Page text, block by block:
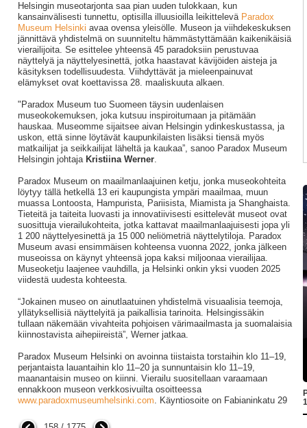
Helsingin museotarjonta saa pian uuden tulokkaan, kun
kansainvälisesti tunnettu, optisilla illuusioilla leikittelevä Paradox
Museum Helsinki avaa ovensa yleisölle. Museon ja viihdekeskuksen
jännittävä yhdistelmä on suunniteltu hämmästyttämään kaikenikäisiä
vierailijoita. Se esittelee yhteensä 45 paradoksiin perustuvaa
näyttelyä ja näyttelyesinettä, jotka haastavat kävijöiden aisteja ja
käsityksen todellisuudesta. Viihdyttävät ja mieleenpainuvat
elämykset ovat koettavissa 28. maaliskuuta alkaen.
"Paradox Museum tuo Suomeen täysin uudenlaisen
museokokemuksen, joka kutsuu inspiroitumaan ja pitämään
hauskaa. Museomme sijaitsee aivan Helsingin ydinkeskustassa, ja
uskon, että sinne löytävät kaupunkilaisten lisäksi tiensä myös
matkailijat ja seikkailijat läheltä ja kaukaa”, sanoo Paradox Museum
Helsingin johtaja Kristiina Werner.
Paradox Museum on maailmanlaajuinen ketju, jonka museokohteita
löytyy tällä hetkellä 13 eri kaupungista ympäri maailmaa, muun
muassa Lontoosta, Hampurista, Pariisista, Miamista ja Shanghaista.
Tieteitä ja taiteita luovasti ja innovatiivisesti esittelevät museot ovat
suosittuja vierailukohteita, jotka kattavat maailmanlaajuisesti jopa yli
1 200 näyttelyesinettä ja 15 000 neliömetriä näyttelytiloja. Paradox
Museum avasi ensimmäisen kohteensa vuonna 2022, jonka jälkeen
museoissa on käynyt yhteensä jopa kaksi miljoonaa vierailijaa.
Museoketju laajenee vauhdilla, ja Helsinki onkin yksi vuoden 2025
viidestä uudesta kohteesta.
“Jokainen museo on ainutlaatuinen yhdistelmä visuaalisia teemoja,
yllätyksellisiä näyttelyitä ja paikallisia tarinoita. Helsingissäkin
tullaan näkemään vivahteita pohjoisen värimaailmasta ja suomalaisia
kiinnostavista aihepiireistä”, Werner jatkaa.
Paradox Museum Helsinki on avoinna tiistaista torstaihin klo 11–19,
perjantaista lauantaihin klo 11–20 ja sunnuntaisin klo 11–19,
maanantaisin museo on kiinni. Vierailu suositellaan varaamaan
ennakkoon museon verkkosivuilta osoitteessa
www.paradoxmuseumhelsinki.com. Käyntiosoite on Fabianinkatu 29